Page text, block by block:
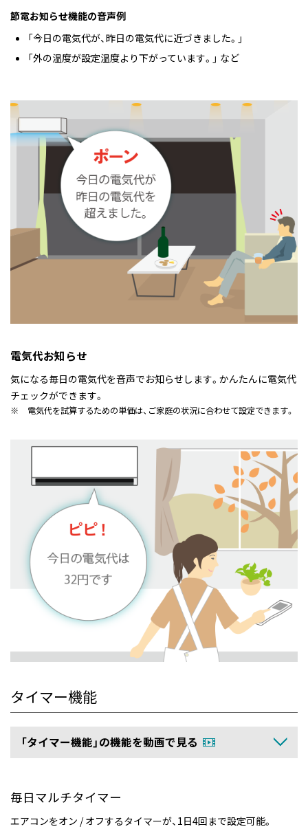
節電お知らせ機能の音声例
「今日の電気代が、昨日の電気代に近づきました。」
「外の温度が設定温度より下がっています。」 など
電気代お知らせ
気になる毎日の電気代を音声でお知らせします。かんたんに電気代
チェックができます。
※ 電気代を試算するための単価は、ご家庭の状況に合わせて設定できます。
タイマー機能
「タイマー機能」の機能を動画で見る
毎日マルチタイマー
エアコンをオン / オフするタイマーが、1日4回まで設定可能。